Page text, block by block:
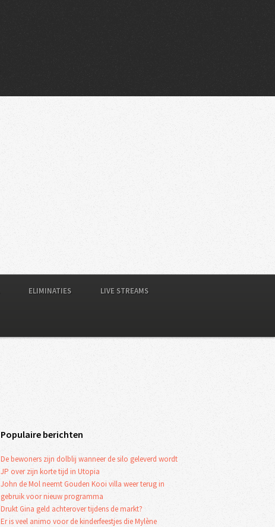
ELIMINATIES LIVE STREAMS
Populaire berichten
De bewoners zijn dolblij wanneer de silo geleverd wordt
JP over zijn korte tijd in Utopia
John de Mol neemt Gouden Kooi villa weer terug in
gebruik voor nieuw programma
Drukt Gina geld achterover tijdens de markt?
Er is veel animo voor de kinderfeestjes die Mylène